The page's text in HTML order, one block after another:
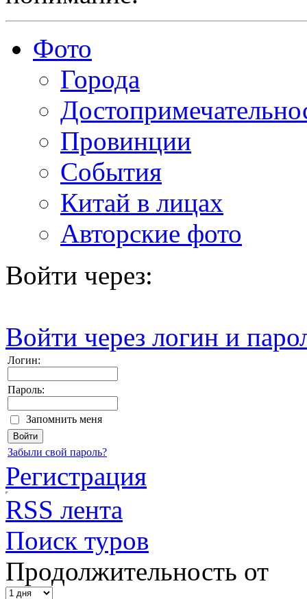
Фото
Города
Провинции
События
Китай в лицах
Авторские фото
Войти через:
Войти через логин и
Логин:
Пароль:
Запомнить меня
Забыли свой пароль?
Регистрация
RSS лента
Поиск туров
Продолжительность от